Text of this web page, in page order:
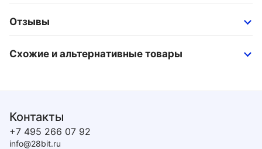
Отзывы
Схожие и альтернативные товары
Контакты
+7 495 266 07 92
info@28bit.ru